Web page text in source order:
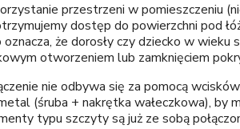
przestrzeni w pomieszczeniu
dostęp do powierzchni pod
że dorosły czy dziecko w
otworzeniem lub zamknięciem
nie odbywa się za pomocą
(śruba + nakrętka wałeczkowa),
typu szczyty są już ze sobą